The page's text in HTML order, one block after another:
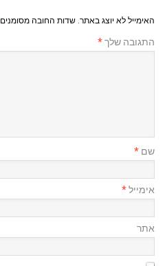
האימייל לא יוצג באתר. שדות החובה מסומנים
התגובה שלך*
שם *
אימייל*
אתר